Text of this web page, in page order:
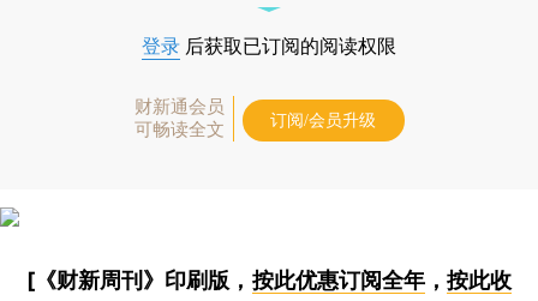
登录 后获取已订阅的阅读权限
财新通会员
可畅读全文
订阅/会员升级
[《财新周刊》印刷版， 按此优惠订阅全年， 按此收